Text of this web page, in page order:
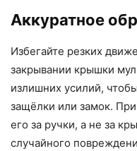
Аккуратное
Избегайте резких
закрывании крышки
излишних усилий,
защёлки или замок.
его за ручки, а не за
случайного